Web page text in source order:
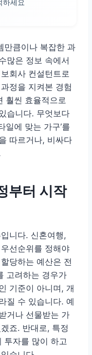
하세요
만큼이나 복잡한 과
많은 정보 속에서
회사 컨설턴트로
정을 지켜본 경험
훨씬 효율적으로
습니다. 무엇보다
일에 맞는 가구’를
따르거나, 비싸다
부터 시작
니다. 신혼여행,
선순위를 정해야
당하는 예산은 전
고려하는 경우가
기준이 아니며, 개
질 수 있습니다. 예
거나 선물받는 가
죠. 반대로, 특정
투자를 많이 하고